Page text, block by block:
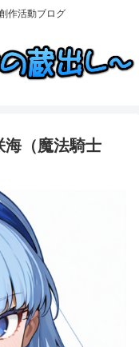
作活動ブログ
（魔法騎士